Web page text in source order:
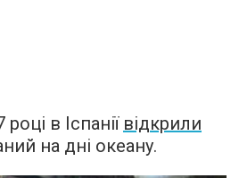
в Іспанії відкрили
на дні океану.